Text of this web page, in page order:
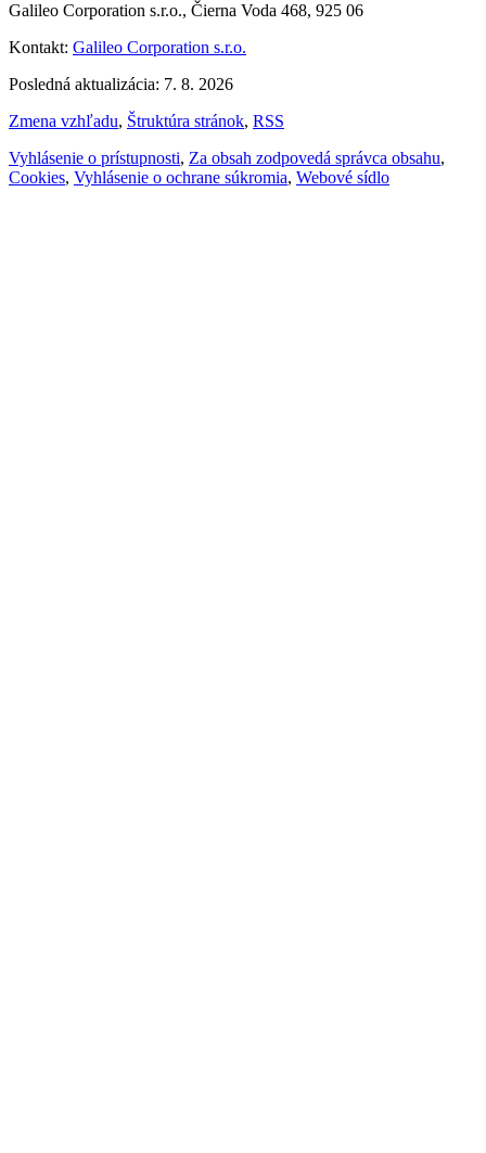
Galileo Corporation s.r.o., Čierna Voda 468, 925 06
Kontakt: Galileo Corporation s.r.o.
Posledná aktualizácia: 7. 8. 2026
Zmena vzhľadu, Štruktúra stránok, RSS
Vyhlásenie o prístupnosti, Za obsah zodpovedá správca obsahu,
Cookies, Vyhlásenie o ochrane súkromia, Webové sídlo